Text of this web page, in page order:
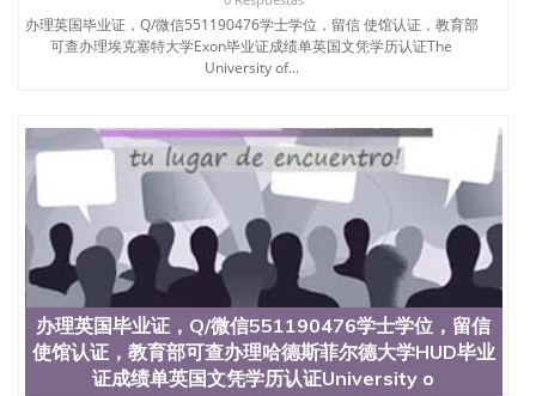
办理英国毕业证，Q/微信551190476学士学位，留信 使馆认证，教育部
可查办理埃克塞特大学Exon毕业证成绩单英国文凭学历认证The
University of...
办理英国毕业证，Q/微信551190476学士学位，留信
使馆认证，教育部可查办理哈德斯菲尔德大学HUD毕业
证成绩单英国文凭学历认证University o